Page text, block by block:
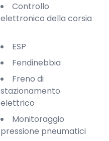
Controllo
elettronico della corsia
ESP
Fendinebbia
Freno di
stazionamento
elettrico
Monitoraggio
pressione pneumatici